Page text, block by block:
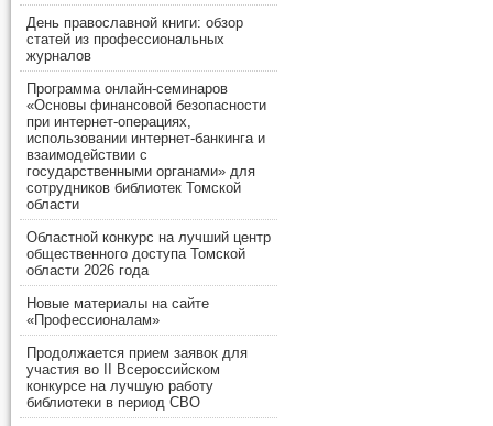
День православной книги: обзор
статей из профессиональных
журналов
Программа онлайн-семинаров
«Основы финансовой безопасности
при интернет-операциях,
использовании интернет-банкинга и
взаимодействии с
государственными органами» для
сотрудников библиотек Томской
области
Областной конкурс на лучший центр
общественного доступа Томской
области 2026 года
Новые материалы на сайте
«Профессионалам»
Продолжается прием заявок для
участия во II Всероссийском
конкурсе на лучшую работу
библиотеки в период СВО